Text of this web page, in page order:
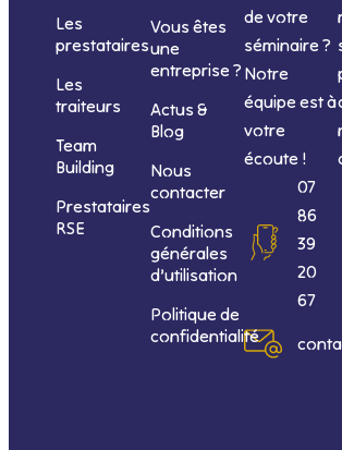
Les
prestataires
Les
traiteurs
Team
Building
Prestataires
RSE
Vous êtes
une
entreprise ?
Actus &
Blog
Nous
contacter
Conditions
générales
d’utilisation
Politique de
confidentialité
de votre
séminaire ?
Notre
équipe est à
votre
écoute !
07
86
39
20
67